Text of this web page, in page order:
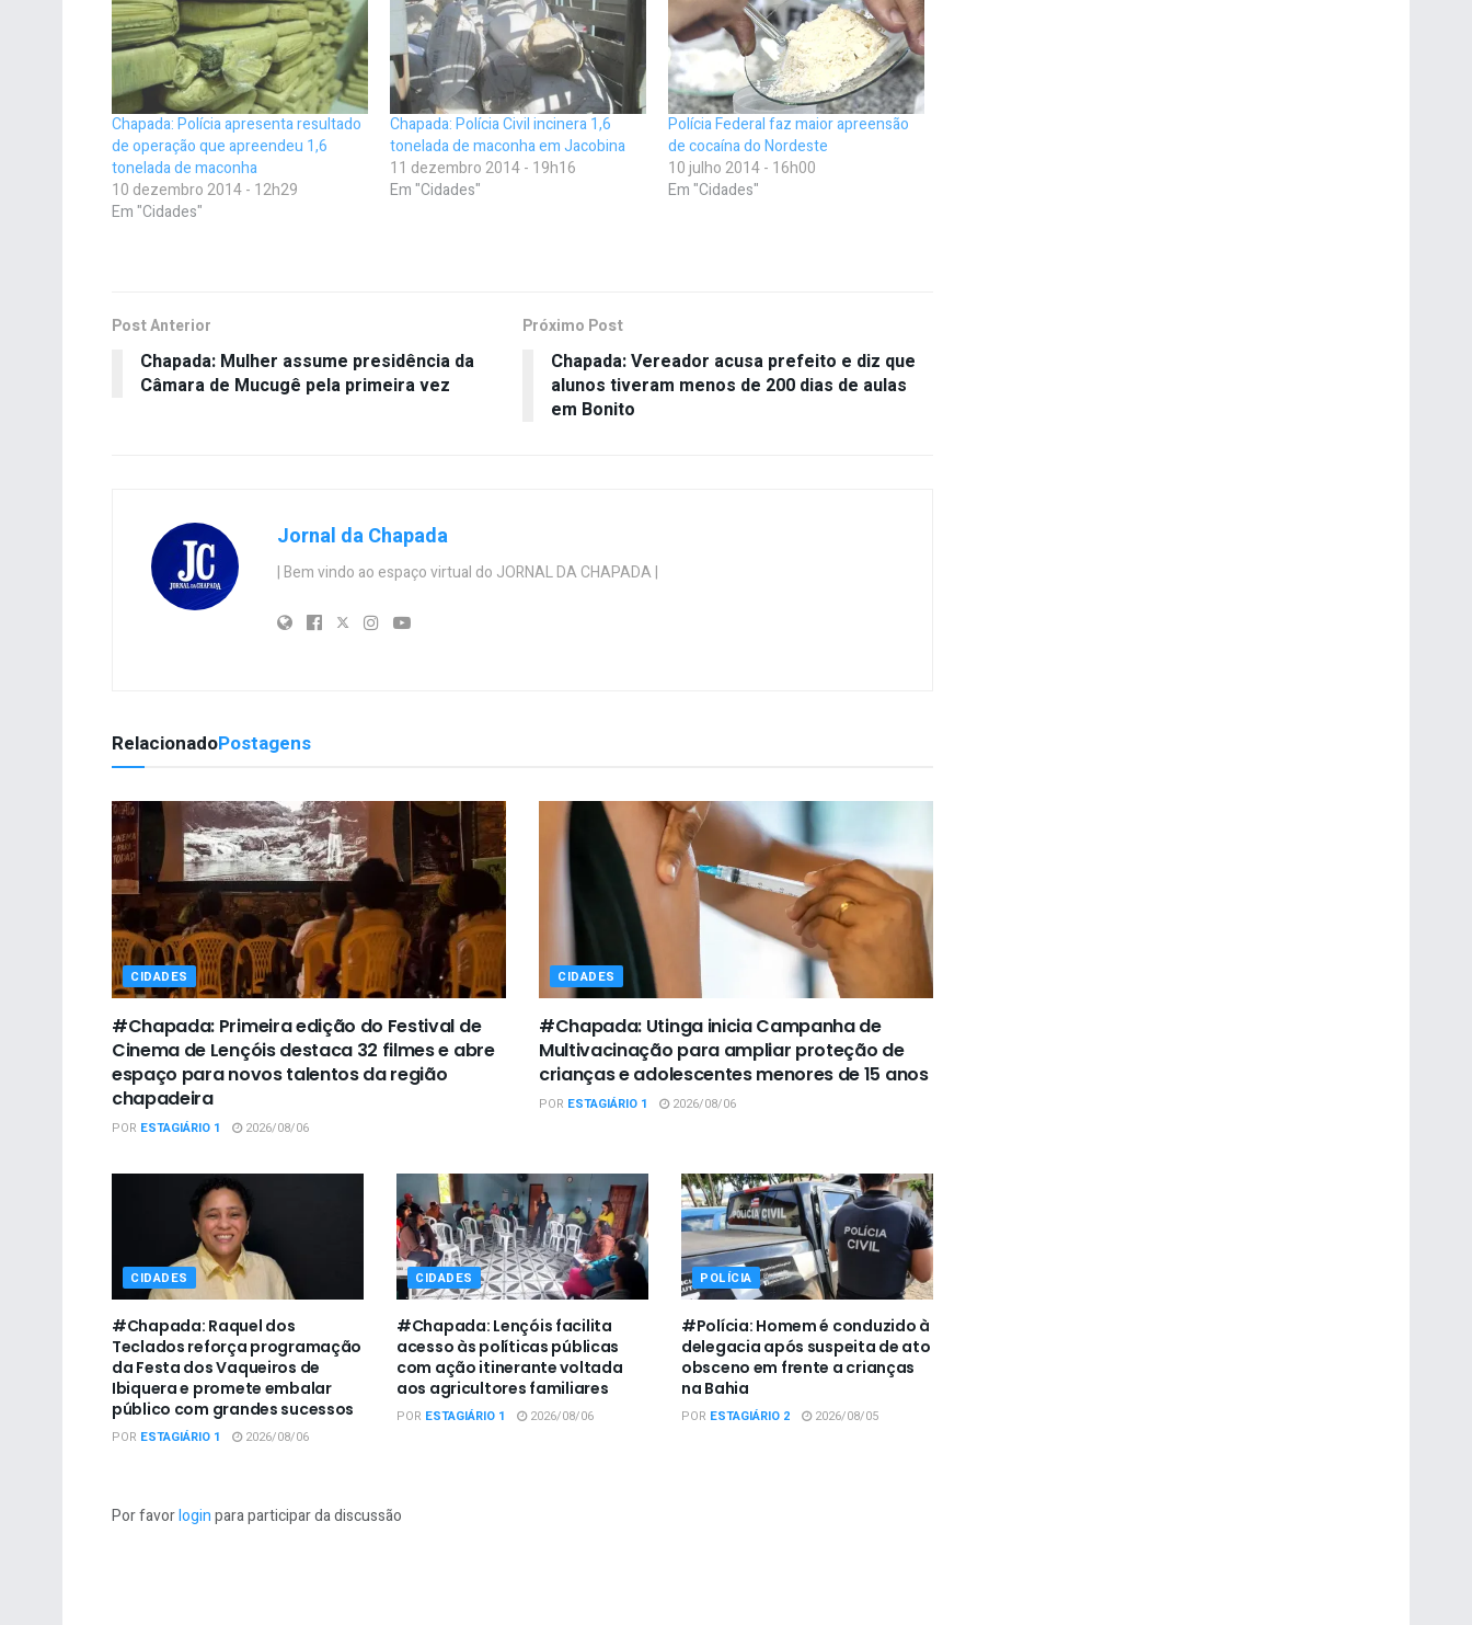
Chapada: Polícia apresenta resultado
de operação que apreendeu 1,6
tonelada de maconha
10 dezembro 2014 - 12h29
Em "Cidades"
Chapada: Polícia Civil incinera 1,6
tonelada de maconha em Jacobina
11 dezembro 2014 - 19h16
Em "Cidades"
Polícia Federal faz maior apreensão
de cocaína do Nordeste
10 julho 2014 - 16h00
Em "Cidades"
Post Anterior
Chapada: Mulher assume presidência da
Câmara de Mucugê pela primeira vez
Próximo Post
Chapada: Vereador acusa prefeito e diz que
alunos tiveram menos de 200 dias de aulas
em Bonito
Jornal da Chapada
| Bem vindo ao espaço virtual do JORNAL DA CHAPADA |
RelacionadoPostagens
CIDADES
#Chapada: Primeira edição do Festival de
Cinema de Lençóis destaca 32 filmes e abre
espaço para novos talentos da região
chapadeira
POR ESTAGIÁRIO 1 2026/08/06
CIDADES
#Chapada: Utinga inicia Campanha de
Multivacinação para ampliar proteção de
crianças e adolescentes menores de 15 anos
POR ESTAGIÁRIO 1 2026/08/06
CIDADES
#Chapada: Raquel dos
Teclados reforça programação
da Festa dos Vaqueiros de
Ibiquera e promete embalar
público com grandes sucessos
POR ESTAGIÁRIO 1 2026/08/06
CIDADES
#Chapada: Lençóis facilita
acesso às políticas públicas
com ação itinerante voltada
aos agricultores familiares
POR ESTAGIÁRIO 1 2026/08/06
POLÍCIA
#Polícia: Homem é conduzido à
delegacia após suspeita de ato
obsceno em frente a crianças
na Bahia
POR ESTAGIÁRIO 2 2026/08/05
Por favorloginpara participar da discussão